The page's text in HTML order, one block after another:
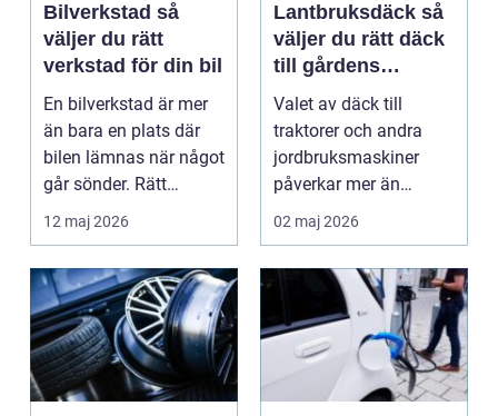
Bilverkstad så
väljer du rätt
verkstad för din bil
En bilverkstad är mer
än bara en plats där
bilen lämnas när något
går sönder. Rätt
verkstad blir en ...
12 maj 2026
Lantbruksdäck så
väljer du rätt däck
till gårdens
maskiner
Valet av däck till
traktorer och andra
jordbruksmaskiner
påverkar mer än
många tror. Rätt däck
ger b...
02 maj 2026